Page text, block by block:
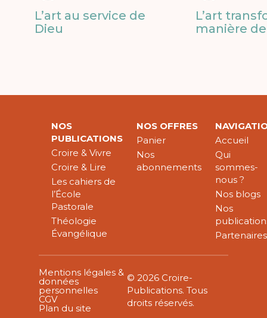
L’art au service de
Dieu
L’art
manière
NOS
PUBLICATIONS
Croire & Vivre
Croire & Lire
Les cahiers de
l’École
Pastorale
Théologie
Évangélique
NOS OFFRES
Panier
Nos
abonnements
Accueil
Qui
sommes-
nous ?
Nos blogs
Nos
Partenaires
Mentions légales &
données
personnelles
CGV
Plan du site
© 2026 Croire-
Publications. Tous
droits réservés.